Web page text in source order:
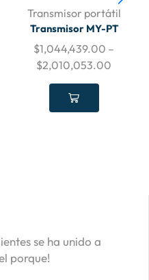
Transmisor portátil
Transmisor MY-PT
$1,044,439.00 –
$2,010,053.00
se ha unido a
porque!